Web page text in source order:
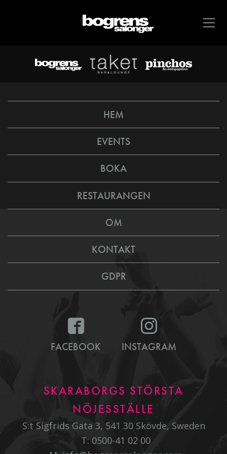
HEM
EVENTS
BOKA
RESTAURANGEN
OM
KONTAKT
GDPR
FACEBOOK INSTAGRAM
SKARABORGS STÖRSTA
NÖJESSTÄLLE
S:t Sigfrids Gata 3, 541 30 Skövde, Sweden
T: 0500-41 02 00